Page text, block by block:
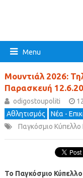
Menu
Μουντιάλ 2026:
Παρασκευή
odigostoupoliti
Αθλητισμός
Νέα -
Παγκόσμιο
Το Παγκόσμιο